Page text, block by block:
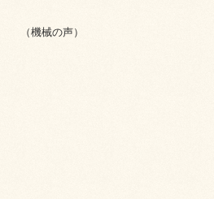
（機械の声）